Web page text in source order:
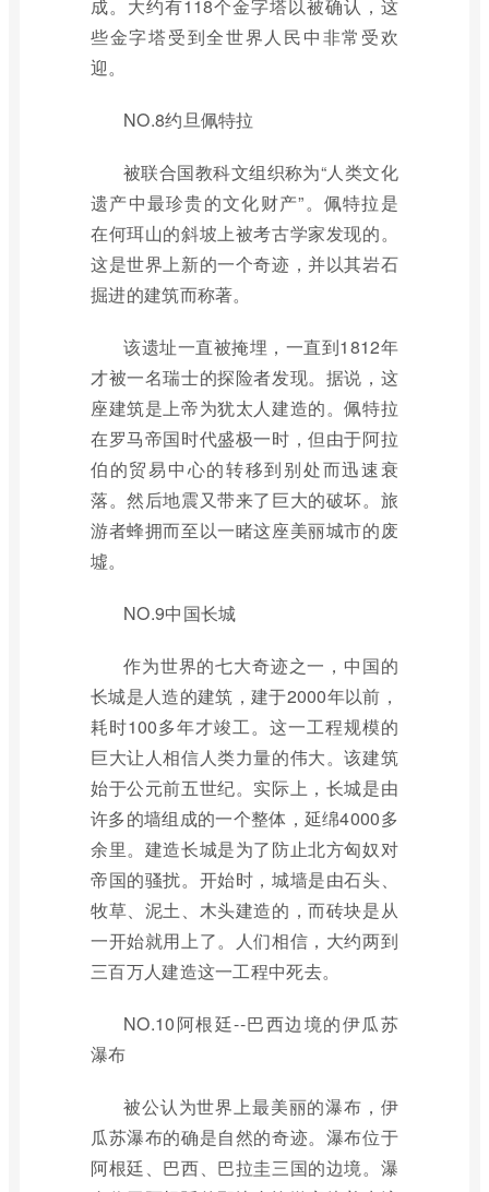
成。大约有118个金字塔以被确认，这
些金字塔受到全世界人民中非常受欢
迎。
NO.8约旦佩特拉
被联合国教科文组织称为“人类文化
遗产中最珍贵的文化财产”。佩特拉是
在何珥山的斜坡上被考古学家发现的。
这是世界上新的一个奇迹，并以其岩石
掘进的建筑而称著。
该遗址一直被掩埋，一直到1812年
才被一名瑞士的探险者发现。据说，这
座建筑是上帝为犹太人建造的。佩特拉
在罗马帝国时代盛极一时，但由于阿拉
伯的贸易中心的转移到别处而迅速衰
落。然后地震又带来了巨大的破坏。旅
游者蜂拥而至以一睹这座美丽城市的废
墟。
NO.9中国长城
作为世界的七大奇迹之一，中国的
长城是人造的建筑，建于2000年以前，
耗时100多年才竣工。这一工程规模的
巨大让人相信人类力量的伟大。该建筑
始于公元前五世纪。实际上，长城是由
许多的墙组成的一个整体，延绵4000多
余里。建造长城是为了防止北方匈奴对
帝国的骚扰。开始时，城墙是由石头、
牧草、泥土、木头建造的，而砖块是从
一开始就用上了。人们相信，大约两到
三百万人建造这一工程中死去。
NO.10阿根廷--巴西边境的伊瓜苏
瀑布
被公认为世界上最美丽的瀑布，伊
瓜苏瀑布的确是自然的奇迹。瀑布位于
阿根廷、巴西、巴拉圭三国的边境。瀑